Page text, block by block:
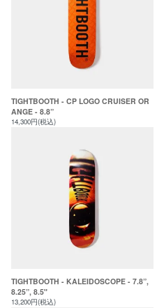
TIGHTBOOTH - CP LOGO CRUISER OR
ANGE - 8.8”
14,300円(税込)
TIGHTBOOTH - KALEIDOSCOPE - 7.8”,
8.25”, 8.5"
13,200円(税込)